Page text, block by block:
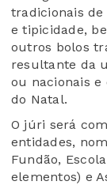
tradicionais
e tipicidade,
outros bolos
resultante da
ou nacionais e
do Natal.
O júri será
entidades,
Fundão,
elementos) e